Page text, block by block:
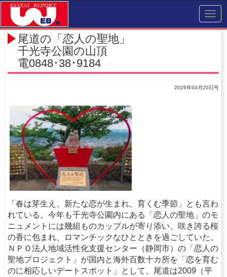
尾道の「恋人の聖地」
千光寺公園の山頂
電0848･38･9184
2026年04月20日号
「春は芽生え、新たな恋が生まれ、育くむ季節」とも言わ
れている。今年も千光寺公園内にある「恋人の聖地」のモ
ニュメントには幾組ものカップルが寄り添い、咲き誇る桜
の香に包まれ、ロマンチックなひとときを過ごしていた。
ＮＰＯ法人地域活性化支援センター（静岡市）の「恋人の
聖地プロジェクト」が国内と海外百数十カ所を「恋を育む
のに相応しいデートスポット」として、尾道は2009（平